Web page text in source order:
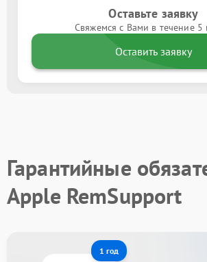
Оставьте заявку
Свяжемся с Вами в течение 5
Оставить заявку
Гарантийные
Apple RemSupport
1 год